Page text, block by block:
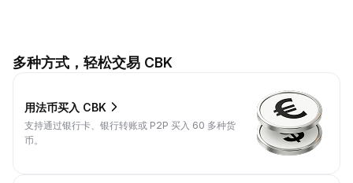
多种方式，轻松交易 CBK
用法币买入 CBK
支持通过银行卡、银行转账或 P2P 买入 60 多种货
币。